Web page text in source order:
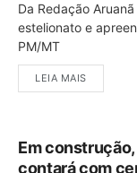
Da Redação
estelionato e
PM/MT
LEIA MAIS
Em
contará com